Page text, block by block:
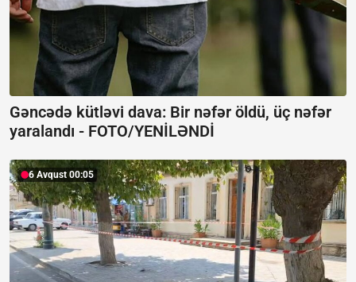
Gəncədə kütləvi dava: Bir nəfər öldü, üç nəfər
yaralandı - FOTO/YENİLƏNDİ
6 Avqust 00:05